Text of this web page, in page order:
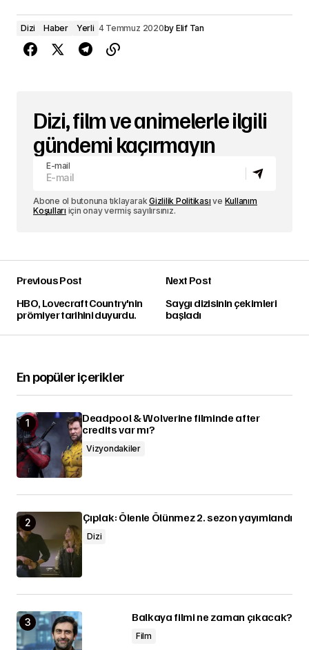
Dizi Haber Yerli 4 Temmuz 2020by Elif Tan
Dizi, film ve animelerle ilgili
gündemi kaçırmayın
E-mail
Abone ol butonuna tıklayarakGizlilik Politikası ve Kullanım
Koşulları için onay vermiş sayılırsınız.
Previous Post
HBO, Lovecraft Country'nin
prömiyer tarihini duyurdu.
Next Post
Saygı dizisinin çekimleri
başladı
En popüler içerikler
Deadpool & Wolverine filminde after
credits var mı?
Vizyondakiler
Çıplak: Ölenle Ölünmez 2. sezon yayımlandı
Dizi
Balkaya filmi ne zaman çıkacak?
Film